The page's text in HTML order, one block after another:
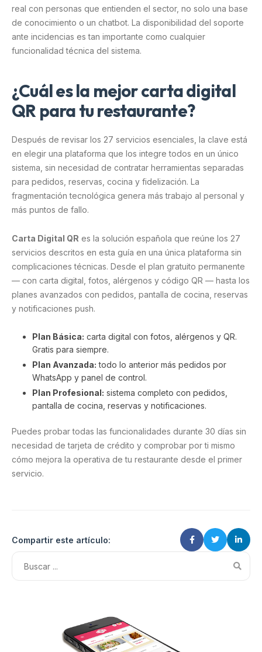
real con personas que entienden el sector, no solo una base
de conocimiento o un chatbot. La disponibilidad del soporte
ante incidencias es tan importante como cualquier
funcionalidad técnica del sistema.
¿Cuál es la mejor carta digital
QR para tu restaurante?
Después de revisar los 27 servicios esenciales, la clave está
en elegir una plataforma que los integre todos en un único
sistema, sin necesidad de contratar herramientas separadas
para pedidos, reservas, cocina y fidelización. La
fragmentación tecnológica genera más trabajo al personal y
más puntos de fallo.
Carta Digital QR es la solución española que reúne los 27
servicios descritos en esta guía en una única plataforma sin
complicaciones técnicas. Desde el plan gratuito permanente
— con carta digital, fotos, alérgenos y código QR — hasta los
planes avanzados con pedidos, pantalla de cocina, reservas
y notificaciones push.
Plan Básica: carta digital con fotos, alérgenos y QR.
Gratis para siempre.
Plan Avanzada: todo lo anterior más pedidos por
WhatsApp y panel de control.
Plan Profesional: sistema completo con pedidos,
pantalla de cocina, reservas y notificaciones.
Puedes probar todas las funcionalidades durante 30 días sin
necesidad de tarjeta de crédito y comprobar por ti mismo
cómo mejora la operativa de tu restaurante desde el primer
servicio.
Compartir este artículo: